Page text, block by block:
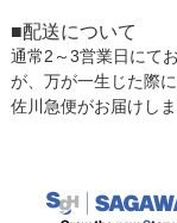
■配送について
通常2～3営業日にて
が、万が一生じた際
佐川急便がお届けし